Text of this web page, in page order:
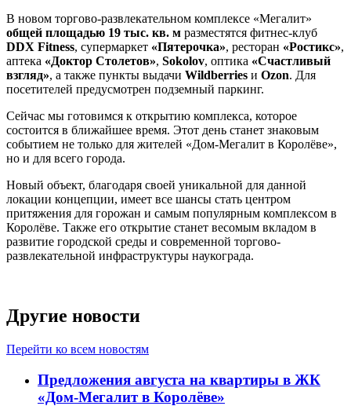
В новом торгово-развлекательном комплексе «Мегалит»
общей площадью 19 тыс. кв. м разместятся фитнес-клуб
DDX Fitness, супермаркет «Пятерочка», ресторан «Ростикс»,
аптека «Доктор Столетов», Sokolov, оптика «Счастливый
взгляд», а также пункты выдачи Wildberries и Ozon. Для
посетителей предусмотрен подземный паркинг.
Сейчас мы готовимся к открытию комплекса, которое
состоится в ближайшее время. Этот день станет знаковым
событием не только для жителей «Дом-Мегалит в Королёве»,
но и для всего города.
Новый объект, благодаря своей уникальной для данной
локации концепции, имеет все шансы стать центром
притяжения для горожан и самым популярным комплексом в
Королёве. Также его открытие станет весомым вкладом в
развитие городской среды и современной торгово-
развлекательной инфраструктуры наукограда.
Другие новости
Перейти ко всем новостям
Предложения августа на квартиры в ЖК
«Дом-Мегалит в Королёве»